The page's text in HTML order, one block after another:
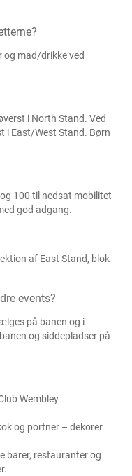
og mad/drikke ved
i North Stand. Ved
i East/West Stand. Børn
100 til nedsat mobilitet
god adgang.
af East Stand, blok
events?
på banen og i
og siddepladser på
Wembley
og portner – dekorer
barer, restauranter og